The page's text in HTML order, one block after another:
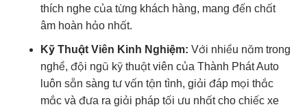
thích nghe của từng khách hàng, mang đến chất
âm hoàn hảo nhất.
Kỹ Thuật Viên Kinh Nghiệm: Với nhiều năm trong
nghề, đội ngũ kỹ thuật viên của Thành Phát Auto
luôn sẵn sàng tư vấn tận tình, giải đáp mọi thắc
mắc và đưa ra giải pháp tối ưu nhất cho chiếc xe